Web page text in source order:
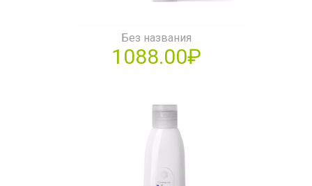
Без названия
1088.00₽